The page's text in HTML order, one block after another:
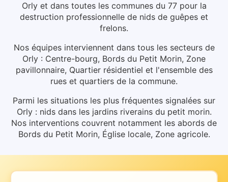
Orly et dans toutes les communes du 77 pour la
destruction professionnelle de nids de guêpes et
frelons.
Nos équipes interviennent dans tous les secteurs de
Orly : Centre-bourg, Bords du Petit Morin, Zone
pavillonnaire, Quartier résidentiel et l'ensemble des
rues et quartiers de la commune.
Parmi les situations les plus fréquentes signalées sur
Orly : nids dans les jardins riverains du petit morin.
Nos interventions couvrent notamment les abords de
Bords du Petit Morin, Église locale, Zone agricole.